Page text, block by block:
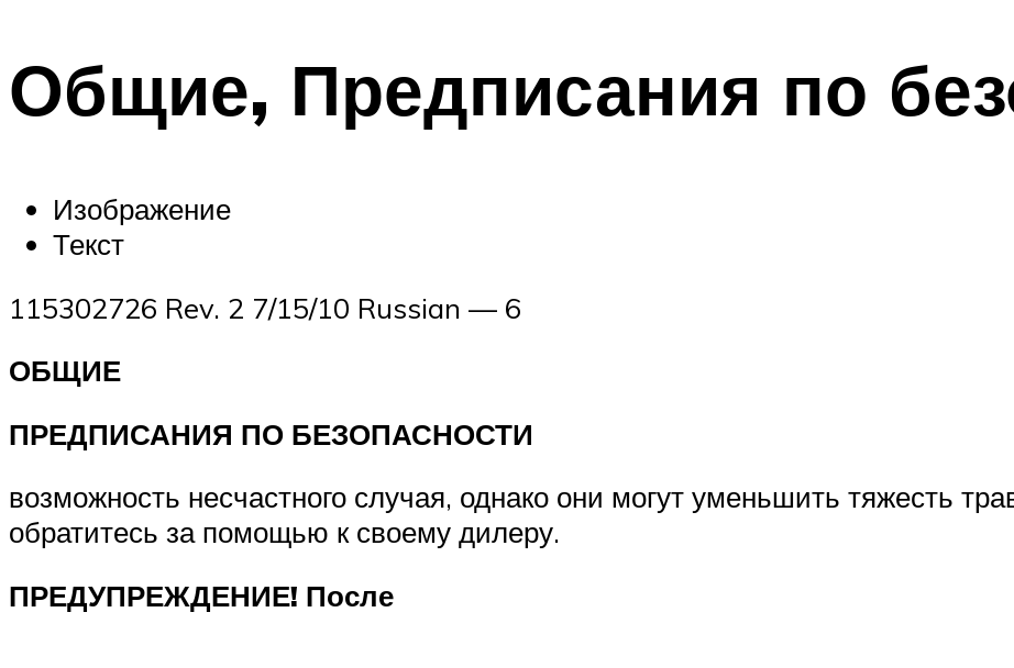
Общие, Предписания по
Изображение
Текст
115302726 Rev. 2 7/15/10 Russian — 6
ОБЩИЕ
ПРЕДПИСАНИЯ ПО БЕЗОПАСНОСТИ
возможность несчастного случая, однако они могут уменьшить тяжесть
обратитесь за помощью к своему дилеру.
ПРЕДУПРЕЖДЕНИЕ! После